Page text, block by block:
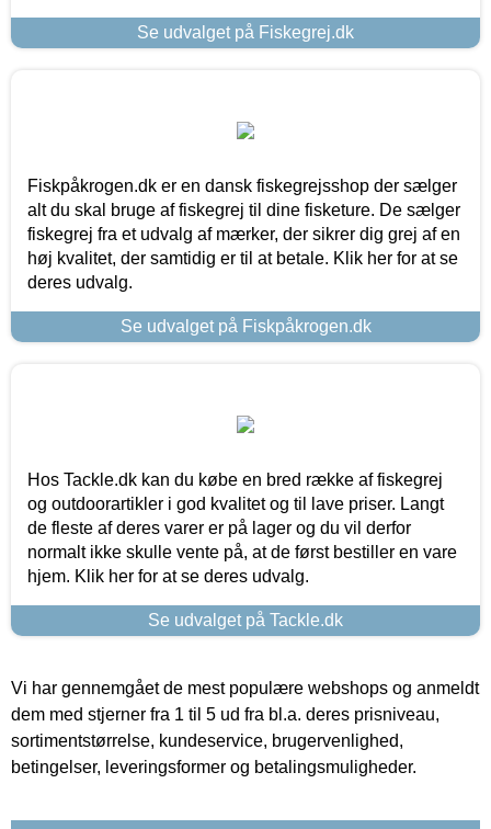
Se udvalget på Fiskegrej.dk
Fiskpåkrogen.dk er en dansk fiskegrejsshop der sælger
alt du skal bruge af fiskegrej til dine fisketure. De sælger
fiskegrej fra et udvalg af mærker, der sikrer dig grej af en
høj kvalitet, der samtidig er til at betale. Klik her for at se
deres udvalg.
Se udvalget på Fiskpåkrogen.dk
Hos Tackle.dk kan du købe en bred række af fiskegrej
og outdoorartikler i god kvalitet og til lave priser. Langt
de fleste af deres varer er på lager og du vil derfor
normalt ikke skulle vente på, at de først bestiller en vare
hjem. Klik her for at se deres udvalg.
Se udvalget på Tackle.dk
Vi har gennemgået de mest populære webshops og anmeldt
dem med stjerner fra 1 til 5 ud fra bl.a. deres prisniveau,
sortimentstørrelse, kundeservice, brugervenlighed,
betingelser, leveringsformer og betalingsmuligheder.